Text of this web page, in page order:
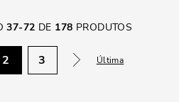
37-72 DE 178 PRODUTOS
2 3 Última